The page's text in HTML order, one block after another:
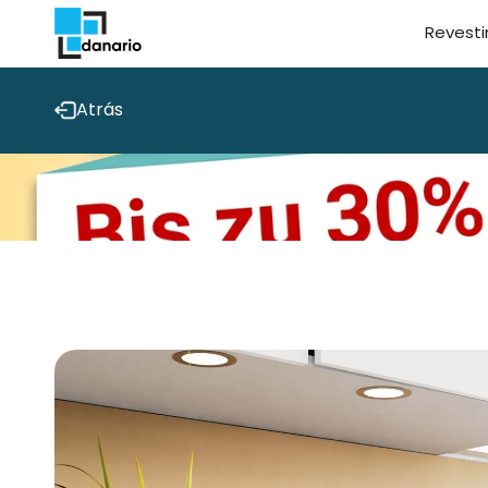
Directamente
al contenido
Atrás